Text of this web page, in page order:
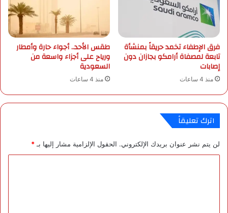
ل
ر
د
ن
ج
م
ت
ح
و
ل
ي
ا
ط
ا
فرق الإطفاء تخمد حريقاً بمنشأة
تابعة لمصفاة أرامكو بجازان دون
إصابات
منذ 4 ساعات
طقس الأحد.. أجواء حارة وأمطار
ورياح على أجزاء واسعة من
السعودية
منذ 4 ساعات
اترك تعليقاً
لن يتم نشر عنوان بريدك الإلكتروني. الحقول الإلزامية مشار إليها بـ *